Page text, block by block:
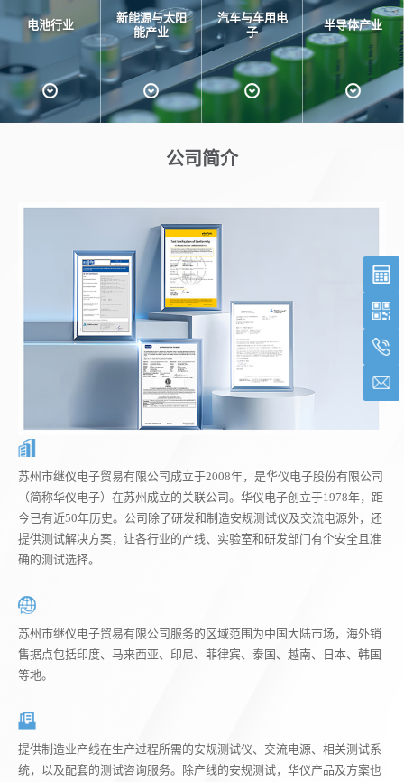
电池行业
新能源与太阳
能产业
汽车与车用电
子
半导体产业
公司简介
苏州市继仪电子贸易有限公司成立于2008年，是华仪电子股份有限公司
（简称华仪电子）在苏州成立的关联公司。华仪电子创立于1978年，距
今已有近50年历史。公司除了研发和制造安规测试仪及交流电源外，还
提供测试解决方案，让各行业的产线、实验室和研发部门有个安全且准
确的测试选择。
苏州市继仪电子贸易有限公司服务的区域范围为中国大陆市场，海外销
售据点包括印度、马来西亚、印尼、菲律宾、泰国、越南、日本、韩国
等地。
提供制造业产线在生产过程所需的安规测试仪、交流电源、相关测试系
统，以及配套的测试咨询服务。除产线的安规测试，华仪产品及方案也